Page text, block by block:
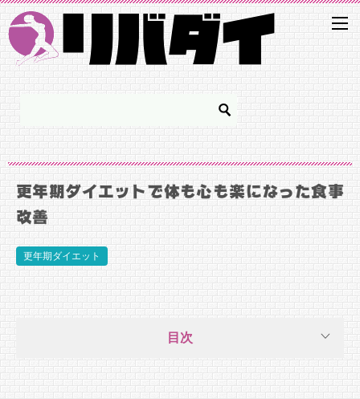
更年期ダイエットで体も心も楽になった食事
改善
更年期ダイエット
目次